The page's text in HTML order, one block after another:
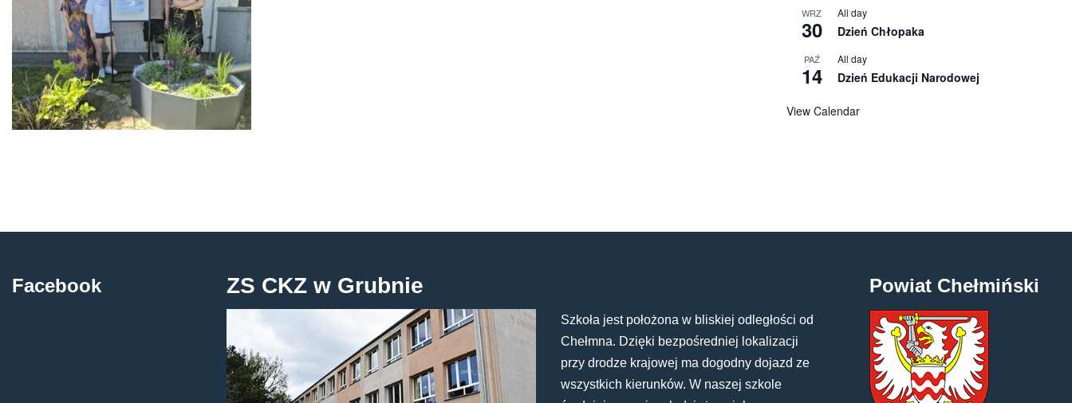
WRZ
30
All day
Dzień Chłopaka
PAŹ
14
All day
Dzień Edukacji Narodowej
View Calendar
Facebook ZS CKZ w Grubnie
Szkoła jest położona w bliskiej odległości od
Chełmna. Dzięki bezpośredniej lokalizacji
przy drodze krajowej ma dogodny dojazd ze
wszystkich kierunków. W naszej szkole
Powiat Chełmiński